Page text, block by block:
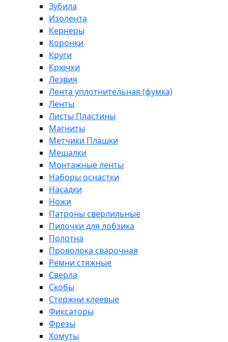
Зубила
Изолента
Кернеры
Коронки
Круги
Крючки
Лезвия
Лента уплотнительная (фумка)
Ленты
Листы Пластины
Магниты
Метчики Плашки
Мешалки
Монтажные ленты
Наборы оснастки
Насадки
Ножи
Патроны сверлильные
Пилочки для лобзика
Полотна
Проволока сварочная
Ремни стяжные
Сверла
Скобы
Стержни клеевые
Фиксаторы
Фрезы
Хомуты